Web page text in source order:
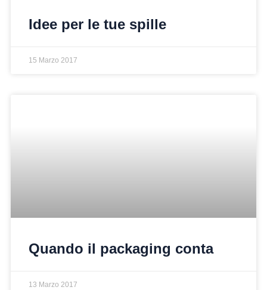
Idee per le tue spille
15 Marzo 2017
Quando il packaging conta
13 Marzo 2017